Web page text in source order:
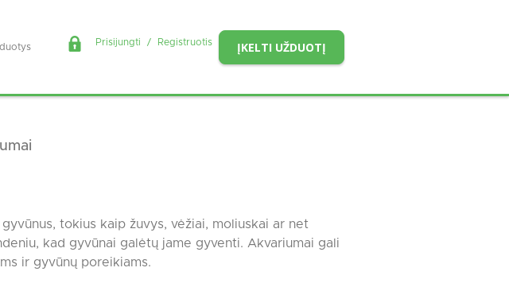
ĮKELTI UŽDUOTĮ
Prisijungti / Registruotis
tokius kaip žuvys, vėžiai, moliuskai ar net
kad gyvūnai galėtų jame gyventi. Akvariumai gali
ir gyvūnų poreikiams.